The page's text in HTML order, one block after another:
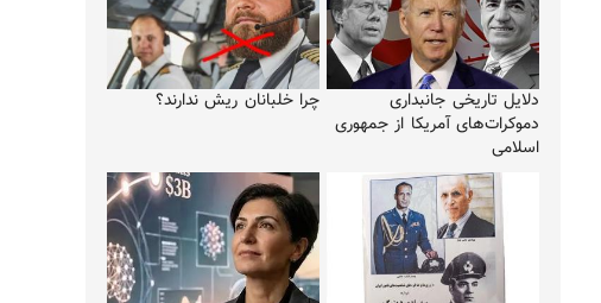
چرا خلبانان ریش ندارند؟
دلایل تاریخی جانبداری
دموکرات‌های آمریکا از جمهوری
اسلامی